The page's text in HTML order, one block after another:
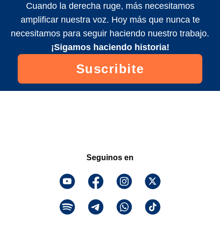
Cuando la derecha ruge, más necesitamos
amplificar nuestra voz. Hoy más que nunca te
necesitamos para seguir haciendo nuestro trabajo.
¡Sigamos haciendo historia!
Suscribite
Seguinos en